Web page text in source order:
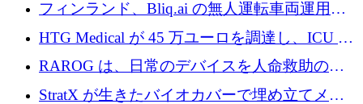
フィンランド、Bliq.ai の無人運転車両運用を
認可
HTG Medical が 45 万ユーロを調達し、ICU の
尿モニタリングを自動化するための MDR 認
証を獲得
RAROG は、日常のデバイスを人命救助の救
助ビーコンに変えるために 16 万 2,000 ユーロ
StratX が生きたバイオカバーで埋め立てメタ